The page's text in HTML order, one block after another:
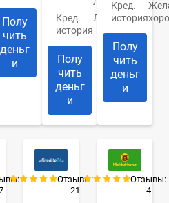
Полу
чить
деньг
и
Кред.
история
Любая
Полу
чить
деньг
и
Кред.
история
Полу
чить
деньг
и
Отзывы:
21
Отзывы:
4